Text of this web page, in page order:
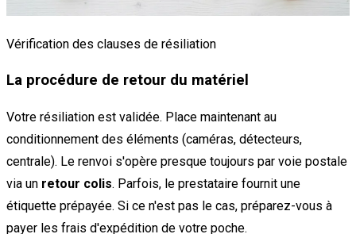
Vérification des clauses de résiliation
La procédure de retour du matériel
Votre résiliation est validée. Place maintenant au
conditionnement des éléments (caméras, détecteurs,
centrale). Le renvoi s'opère presque toujours par voie postale
via un retour colis. Parfois, le prestataire fournit une
étiquette prépayée. Si ce n'est pas le cas, préparez-vous à
payer les frais d'expédition de votre poche.